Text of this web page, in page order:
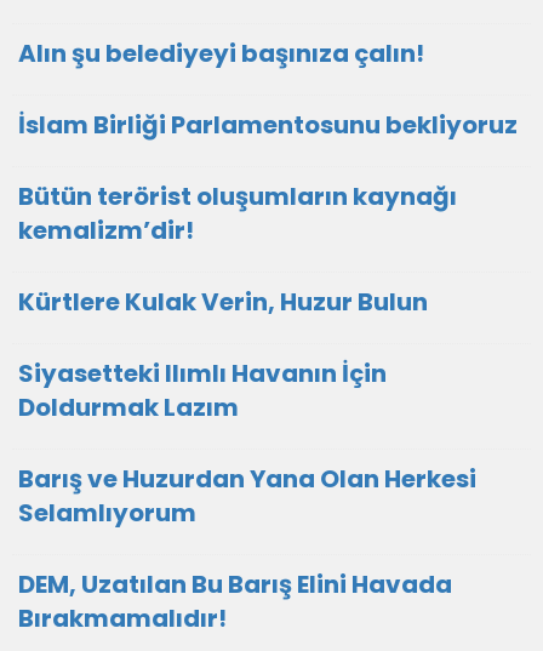
Alın şu belediyeyi başınıza çalın!
İslam Birliği Parlamentosunu bekliyoruz
Bütün terörist oluşumların kaynağı
kemalizm’dir!
Kürtlere Kulak Verin, Huzur Bulun
Siyasetteki Ilımlı Havanın İçin
Doldurmak Lazım
Barış ve Huzurdan Yana Olan Herkesi
Selamlıyorum
DEM, Uzatılan Bu Barış Elini Havada
Bırakmamalıdır!